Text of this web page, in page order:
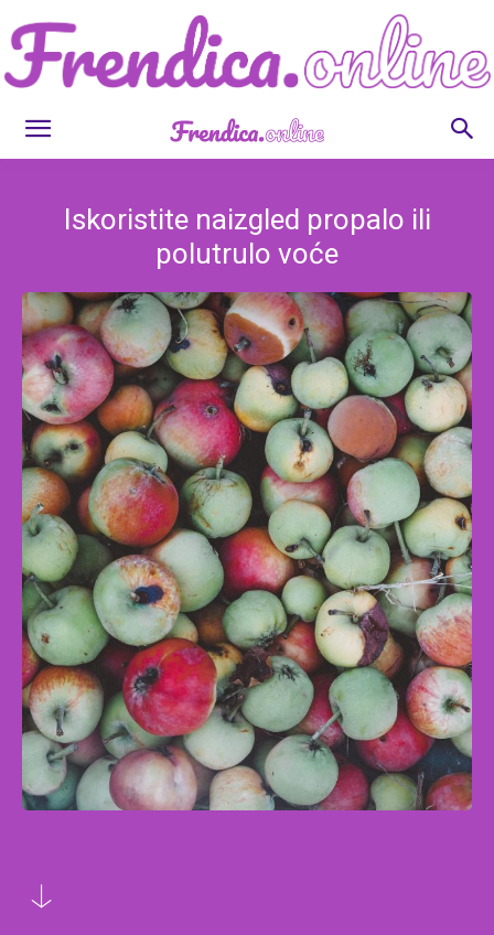
Frendica.online
Iskoristite naizgled propalo ili
polutrulo voće